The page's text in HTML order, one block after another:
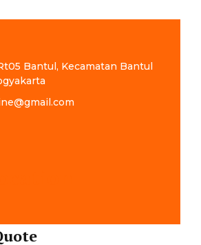
Bantul, Kecamatan Bantul